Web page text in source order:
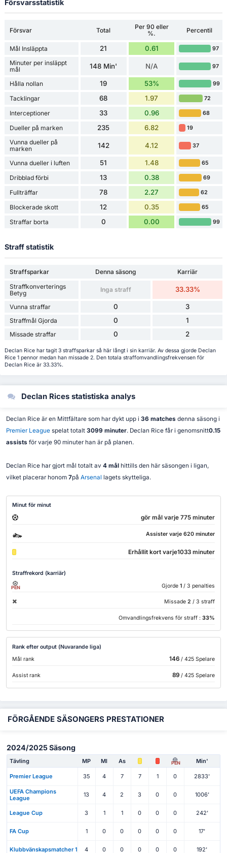
Försvarsstatistik
Försvar Total
Per 90 eller
%.
Percentil
Mål Insläppta 21 0.61 97
Minuter per insläppt
mål
148 Min' N/A 97
Hålla nollan 19 53% 99
Tacklingar 68 1.97 72
Interceptioner 33 0.96 68
Dueller på marken 235 6.82 19
Vunna dueller på
marken
142 4.12 37
Vunna dueller i luften 51 1.48 65
Dribblad förbi 13 0.38 69
Fullträffar 78 2.27 62
Blockerade skott 12 0.35 65
Straffar borta 0 0.00 99
Straff statistik
Straffsparkar Denna säsong
Karriär
Straffkonverterings
Betyg
Inga straff 33.33%
Vunna straffar 0 3
Straffmål Gjorda 0 1
Missade straffar 0 2
Declan Rice har tagit 3 straffsparkar så här långt i sin karriär. Av dessa gjorde Declan
Rice 1 pennor medan han missade 2. Den totala straffomvandlingsfrekvensen för
Declan Rice är 33.33%.
Declan Rices statistiska analys
Declan Rice är en Mittfältare som har dykt upp i 36 matches denna säsong i
Premier Leaguespelat totalt 3099 minuter. Declan Rice får i genomsnitt0.15
assists för varje 90 minuter han är på planen.
Declan Rice har gjort mål totalt av 4 mål hittills den här säsongen i ligan,
vilket placerar honom 7på Arsenal lagets skytteliga.
Minut för minut
gör mål varje 775 minuter
Assister varje 620 minuter
Erhållit kort varje1033 minuter
Straffrekord (karriär)
PEN Gjorde 1 / 3 penalties
Missade 2 / 3 straff
Omvandlingsfrekvens för straff : 33%
Rank efter output (Nuvarande liga)
Mål rank
146/ 425 Spelare
Assist rank 89/ 425 Spelare
FÖRGÅENDE SÄSONGERS PRESTATIONER
2024/2025 Säsong
Tävling MP Ml As PEN Min'
Premier League 35 4 7 7 1 0 2833'
UEFA Champions
League
13 4 2 3 0 0 1006'
League Cup 3 1 1 0 0 0 242'
FA Cup 1 0 0 0 0 0 17'
Klubbvänskapsmatcher 1 4 0 0 0 0 0 192'